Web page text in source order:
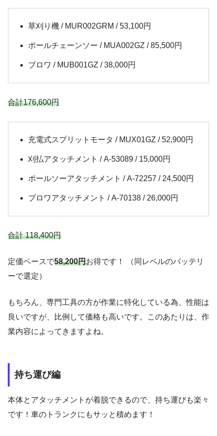
草刈り機 / MUR002GRM / 53,100円
ポールチェーンソー / MUA002GZ / 85,500円
ブロワ / MUB001GZ / 38,000円
合計176,600円
充電式スプリットモータ / MUX01GZ / 52,900円
刈払アタッチメント / A-53089 / 15,000円
ポールソーアタッチメント / A-72257 / 24,500円
ブロワアタッチメント / A-70138 / 26,000円
合計 118,400円
定価ベースで58,200円お得です！ （同レベルのバッテリ
ーで選定）
もちろん、専門工具の方が作業に特化している為、性能は
良いですが、比例して価格も高いです。このあたりは、作
業内容によってきますよね。
持ち運び編
本体とアタッチメントが着脱できるので、持ち運びも楽々
です！車のトランクにもサッと積めます！